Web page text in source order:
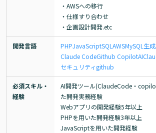
・AWSへの移行
・仕様すり合わせ
・企画設計開発.etc
開発言語 PHPJavaScriptSQL AWSMySQL 生
Claude CodeGithub CopilotAI
セキュリティgithub
必須スキル・
経験
AI開発ツール(ClaudeCode・
た開発実務経験
Webアプリの開発経験5年以上
PHPを用いた開発経験3年以上
JavaScriptを用いた開発経験